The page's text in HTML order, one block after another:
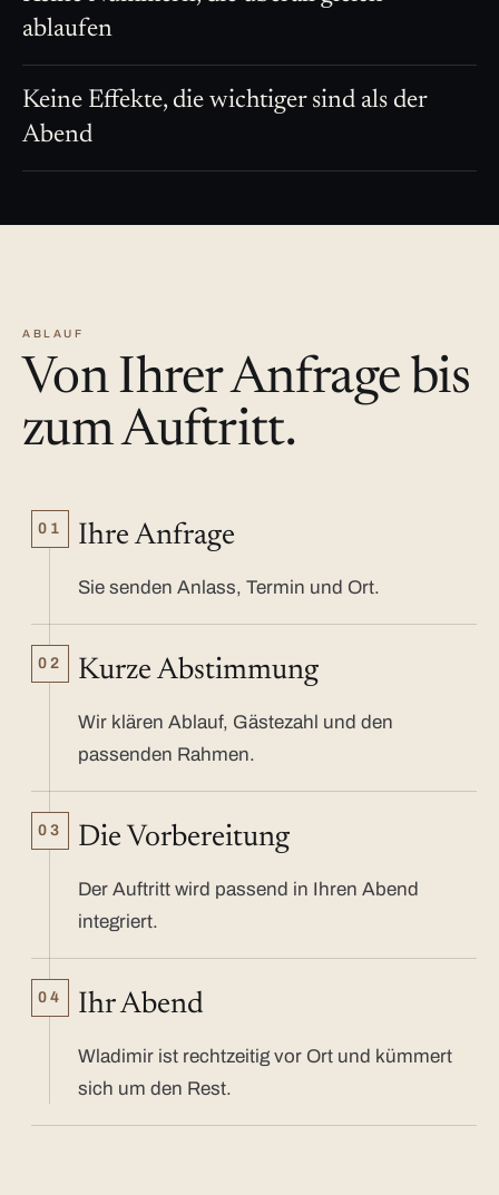
ablaufen
Keine Effekte, die wichtiger sind als der
Abend
ABLAUF
Von Ihrer Anfrage bis
zum Auftritt.
01 Ihre Anfrage
Sie senden Anlass, Termin und Ort.
02 Kurze Abstimmung
Wir klären Ablauf, Gästezahl und den
passenden Rahmen.
03 Die Vorbereitung
Der Auftritt wird passend in Ihren Abend
integriert.
04 Ihr Abend
Wladimir ist rechtzeitig vor Ort und kümmert
sich um den Rest.